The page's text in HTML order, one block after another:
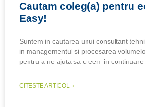
Cautam coleg(a) pentru
Easy!
Suntem in cautarea unui consultant
in managementul si procesarea
pentru a ne ajuta sa creem in
CITESTE ARTICOL »